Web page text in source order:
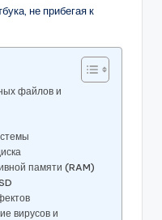
не прибегая к
файлов и
памяти (RAM)
вирусов и